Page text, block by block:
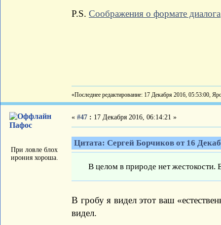
P.S. Соображения о формате диалога
«Последнее редактирование: 17 Декабря 2016, 05:53:00,
Пафос
При ловле блох
ирония хороша.
« #47 : 17 Декабря 2016, 06:14:21 »
Цитата: Сергей Борчиков от 16
В целом в природе нет жестокости.
В гробу я видел этот ваш
видел.